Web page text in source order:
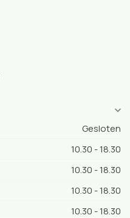
Gesloten
10.30 - 18.30
10.30 - 18.30
10.30 - 18.30
10.30 - 18.30